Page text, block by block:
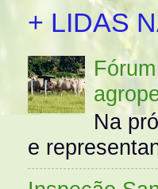
+ LIDAS
Na
e